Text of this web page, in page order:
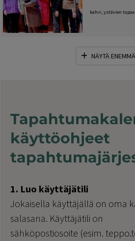
kahvi, ystävien
NÄYTÄ
käyttöohjeet
1. Luo käyttäjätili
Jokaisella käyttäjällä on oma
salasana. Käyttäjätili on
sähköpostiosoite (esim.